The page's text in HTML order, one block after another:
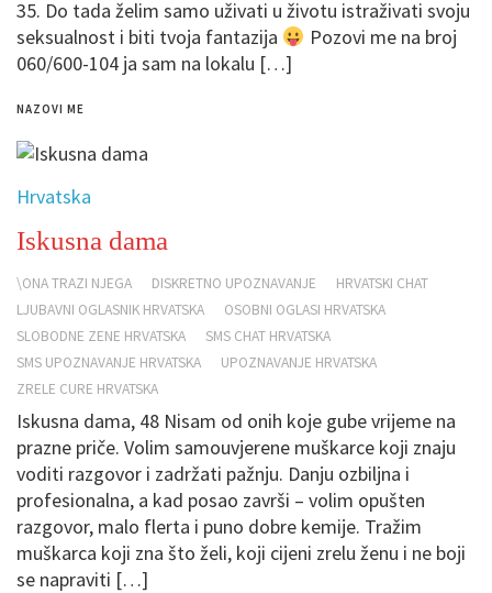
35. Do tada želim samo uživati u životu istraživati svoju
seksualnost i biti tvoja fantazija
Pozovi me na broj
060/600-104 ja sam na lokalu […]
NAZOVI ME
Hrvatska
Iskusna dama
\ONA TRAZI NJEGA DISKRETNO UPOZNAVANJE
HRVATSKI CHAT
LJUBAVNI OGLASNIK HRVATSKA
OSOBNI OGLASI HRVATSKA
SLOBODNE ZENE HRVATSKA
SMS CHAT HRVATSKA
SMS UPOZNAVANJE HRVATSKA
UPOZNAVANJE HRVATSKA
ZRELE CURE HRVATSKA
Iskusna dama, 48 Nisam od onih koje gube vrijeme na
prazne priče. Volim samouvjerene muškarce koji znaju
voditi razgovor i zadržati pažnju. Danju ozbiljna i
profesionalna, a kad posao završi – volim opušten
razgovor, malo flerta i puno dobre kemije. Tražim
muškarca koji zna što želi, koji cijeni zrelu ženu i ne boji
se napraviti […]